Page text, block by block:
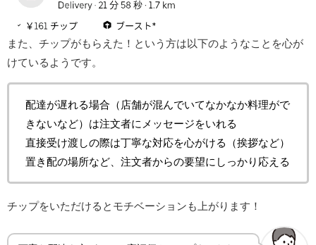
また、チップがもらえた！という方は以下のようなことを心が
けているようです。
配達が遅れる場合（店舗が混んでいてなかなか料理がで
きないなど）は注文者にメッセージをいれる
直接受け渡しの際は丁寧な対応を心がける（挨拶など）
置き配の場所など、注文者からの要望にしっかり応える
チップをいただけるとモチベーションも上がります！